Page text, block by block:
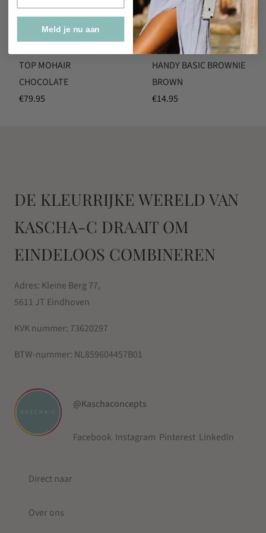
TOP MOHAIR
CHOCOLATE
€79.95
Kascha-C
HANDY BASIC BROWNIE
BROWN
€14.95
DE KLEURRIJKE WERELD VAN
KASCHA-C DRAAIT OM
EINDELOOS COMBINEREN
Adres: Kleine Berg 77,
5611 JT Eindhoven
KVK nummer: 73620297
BTW-nummer: NL859604457B01
@Kaschaconcepts
Facebook Instagram Pinterest LinkedIn
Direct naar
Over ons
Meld je nu aan